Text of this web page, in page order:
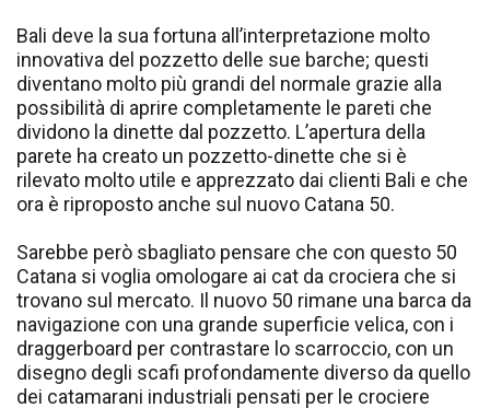
Bali deve la sua fortuna all’interpretazione molto
innovativa del pozzetto delle sue barche; questi
diventano molto più grandi del normale grazie alla
possibilità di aprire completamente le pareti che
dividono la dinette dal pozzetto. L’apertura della
parete ha creato un pozzetto-dinette che si è
rilevato molto utile e apprezzato dai clienti Bali e che
ora è riproposto anche sul nuovo Catana 50.
Sarebbe però sbagliato pensare che con questo 50
Catana si voglia omologare ai cat da crociera che si
trovano sul mercato. Il nuovo 50 rimane una barca da
navigazione con una grande superficie velica, con i
draggerboard per contrastare lo scarroccio, con un
disegno degli scafi profondamente diverso da quello
dei catamarani industriali pensati per le crociere